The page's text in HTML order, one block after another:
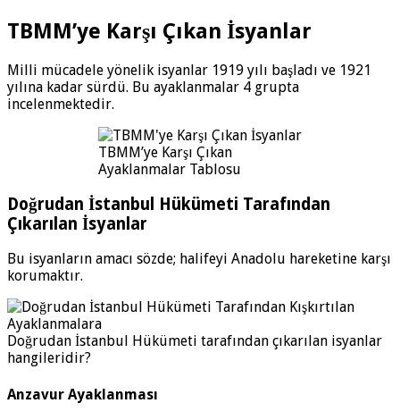
TBMM’ye Karşı Çıkan İsyanlar
Milli mücadele yönelik isyanlar 1919 yılı başladı ve 1921
yılına kadar sürdü. Bu ayaklanmalar 4 grupta
incelenmektedir.
TBMM’ye Karşı Çıkan
Ayaklanmalar Tablosu
Doğrudan İstanbul Hükümeti Tarafından
Çıkarılan İsyanlar
Bu isyanların amacı sözde; halifeyi Anadolu hareketine karşı
korumaktır.
Doğrudan İstanbul Hükümeti tarafından çıkarılan isyanlar
hangileridir?
Anzavur Ayaklanması